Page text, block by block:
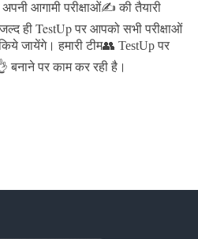
आगामी परीक्षाओं✍️ की तैयारी
जल्द ही TestUp पर आपको सभी परीक्षाओं
जायेंगे। हमारी टीम👥 TestUp पर
पर काम कर रही है।